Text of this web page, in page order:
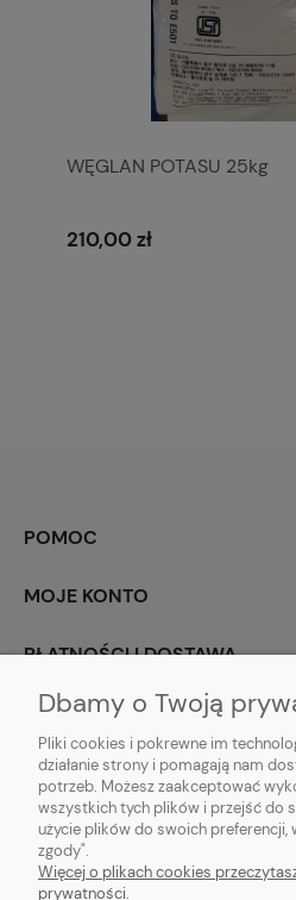
WĘGLAN POTASU 25kg
210,00 zł
POMOC
MOJE KONTO
PŁATNOŚCI I DOSTAWA
INFORMACJE
O NAS
Sklep rolno-ogrodniczy - DAM-SAD |
Jasieniec woj. mazowieckiew | Email:
Dbamy o Twoją
Pliki cookies i pokrewne im
działanie strony i pomagają nam
potrzeb. Możesz zaakceptować
wszystkich tych plików i przejść do
użycie plików do swoich
zgody".
Więcej o plikach cookies
prywatności.